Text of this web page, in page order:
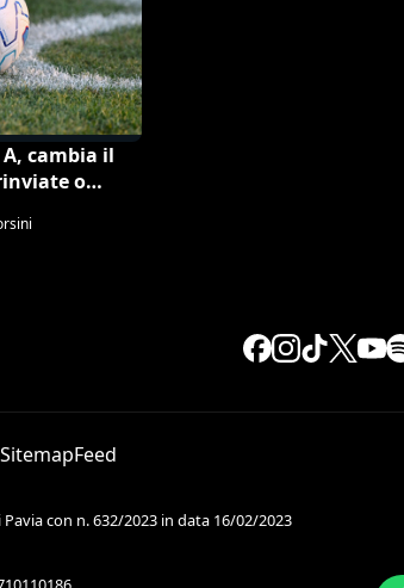
cambia il
o
SitemapFeed
con n. 632/2023 in data 16/02/2023